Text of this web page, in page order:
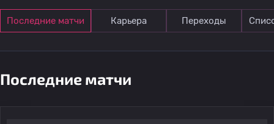
Последние матчи Карьера Переходы
Последние матчи